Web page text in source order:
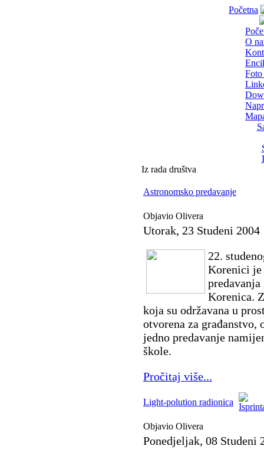
Početna
O
Foto
Iz rada društva
Astronomsko predavanje
Objavio Olivera
Utorak, 23 Studeni 2004
22.
Korenici je
Korenica.
koja su održavana u
otvorena za
jedno predavanje
škole.
Pročitaj više...
Light-polution radionica
Objavio Olivera
Ponedjeljak, 08 Studeni